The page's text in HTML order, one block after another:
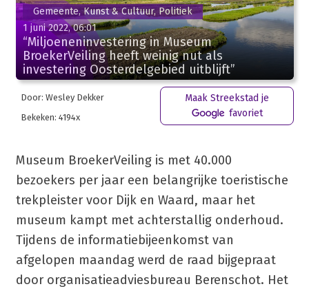
Gemeente, Kunst & Cultuur, Politiek
1 juni 2022, 06:01
“Miljoeneninvestering in Museum
BroekerVeiling heeft weinig nut als
investering Oosterdelgebied uitblijft”
Door: Wesley Dekker
Bekeken: 4194x
Maak Streekstad je
favoriet
Museum BroekerVeiling is met 40.000
bezoekers per jaar een belangrijke toeristische
trekpleister voor Dijk en Waard, maar het
museum kampt met achterstallig onderhoud.
Tijdens de informatiebijeenkomst van
afgelopen maandag werd de raad bijgepraat
door organisatieadviesbureau Berenschot. Het